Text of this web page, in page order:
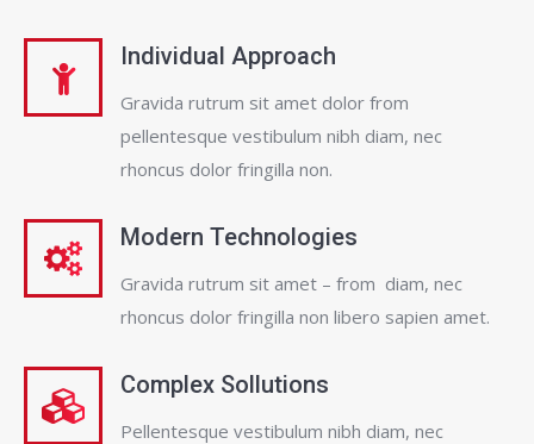
Individual Approach
Gravida rutrum sit amet dolor from
pellentesque vestibulum nibh diam, nec
rhoncus dolor fringilla non.
Modern Technologies
Gravida rutrum sit amet – from diam, nec
rhoncus dolor fringilla non libero sapien amet.
Complex Sollutions
Pellentesque vestibulum nibh diam, nec